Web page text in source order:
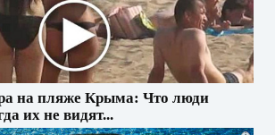
на пляже Крыма: Что люди
их не видят...